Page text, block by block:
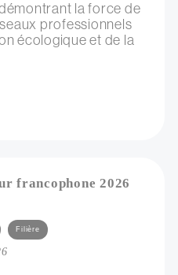
la force de
professionnels
écologique et de la
francophone 2026
Filière